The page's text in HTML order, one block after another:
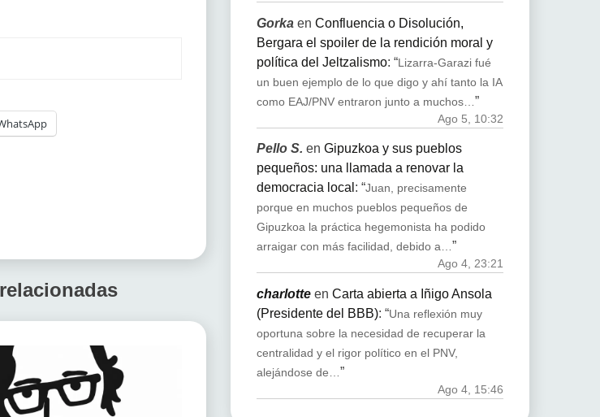
Gorkaen Confluencia o Disolución,
Bergara el spoiler de la rendición moral y
política del Jeltzalismo: “Lizarra-Garazi fué
un buen ejemplo de lo que digo y ahí tanto la IA
como EAJ/PNV entraron junto a muchos… ”
Ago 5, 10:32
Pello S. en Gipuzkoa y sus pueblos
pequeños: una llamada a renovar la
democracia local : “Juan, precisamente
porque en muchos pueblos pequeños de
Gipuzkoa la práctica hegemonista ha podido
arraigar con más facilidad, debido a…”
Ago 4, 23:21
charlotteen Carta abierta a Iñigo Ansola
(Presidente del BBB): “Una reflexión muy
oportuna sobre la necesidad de recuperar la
centralidad y el rigor político en el PNV,
alejándose de…”
Ago 4, 15:46